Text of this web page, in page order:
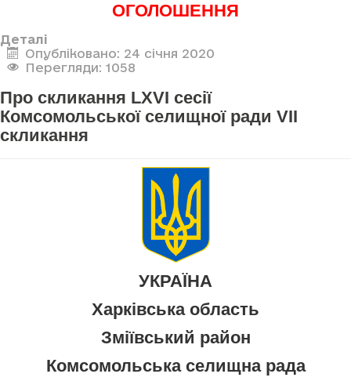
ОГОЛОШЕННЯ
Деталі
Опубліковано: 24 січня 2020
Перегляди: 1058
Про скликання LXVI сесії
Комсомольської селищної ради VII
скликання
УКРАЇНА
Харківська область
Зміївський район
Комсомольська селищна рада